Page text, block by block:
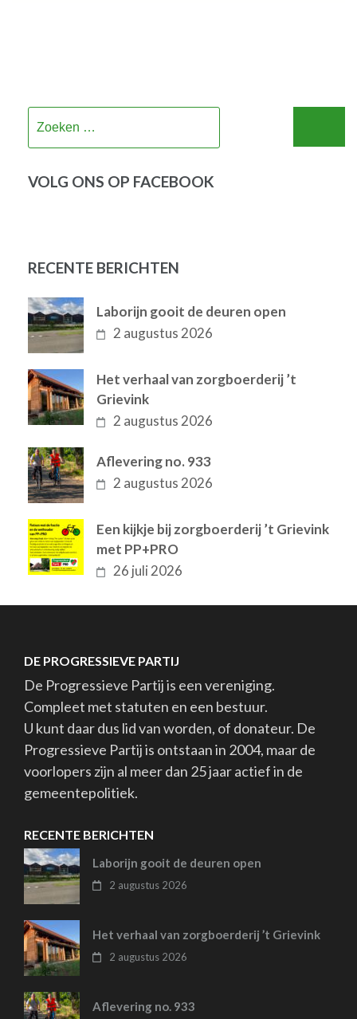
VOLG ONS OP FACEBOOK
RECENTE BERICHTEN
Laborijn gooit de deuren open
2 augustus 2026
Het verhaal van zorgboerderij ’t
Grievink
2 augustus 2026
Aflevering no. 933
2 augustus 2026
Een kijkje bij zorgboerderij ’t Grievink
met PP+PRO
26 juli 2026
DE PROGRESSIEVE PARTIJ
De Progressieve Partij is een vereniging.
Compleet met statuten en een bestuur.
U kunt daar dus lid van worden, of donateur. De
Progressieve Partij is ontstaan in 2004, maar de
voorlopers zijn al meer dan 25 jaar actief in de
gemeentepolitiek.
RECENTE BERICHTEN
Laborijn gooit de deuren open
2 augustus 2026
Het verhaal van zorgboerderij ’t Grievink
2 augustus 2026
Aflevering no. 933